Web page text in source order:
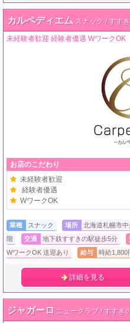
カルペディエム スナック / すす
未経験者歓迎 経験者優遇 Wワーク
お店のこだわり
未経験者歓迎
経験者優遇
WワークOK
業種 スナック 場所
北海道札幌市
階
交通 地下鉄すすきの駅徒歩5分
WワークOK 送迎あり
給与 時給
詳細を見る
ジャガーロ ニュークラブ / すすき